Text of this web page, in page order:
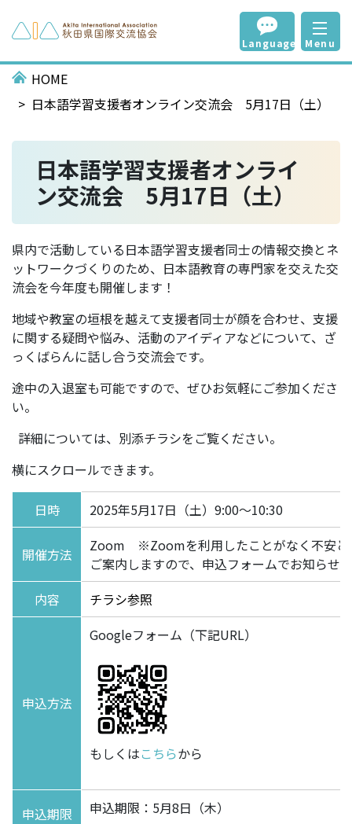
Language Menu
HOME
日本語学習支援者オンライン交流会 5月17日（土）
日本語学習支援者オンライ
ン交流会 5月17日（土）
県内で活動している日本語学習支援者同士の情報交換とネ
ットワークづくりのため、日本語教育の専門家を交えた交
流会を今年度も開催します！
地域や教室の垣根を越えて支援者同士が顔を合わせ、支援
に関する疑問や悩み、活動のアイディアなどについて、ざ
っくばらんに話し合う交流会です。
途中の入退室も可能ですので、ぜひお気軽にご参加くださ
い。
詳細については、別添チラシをご覧ください。
横にスクロールできます。
日時 2025年5月17日（土）9:00～10:30
開催方法
Zoom ※Zoomを利用したことがなく不安と
ご案内しますので、申込フォームでお知らせ
内容
チラシ参照
申込方法
Googleフォーム（下記URL）
もしくはこちらから
申込期限 申込期限：5月8日（木）